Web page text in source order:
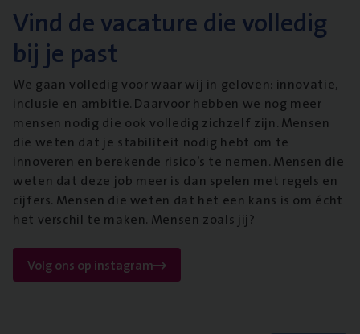
Vind de vacature die volledig
bij je past
We gaan volledig voor waar wij in geloven: innovatie,
inclusie en ambitie. Daarvoor hebben we nog meer
mensen nodig die ook volledig zichzelf zijn. Mensen
die weten dat je stabiliteit nodig hebt om te
innoveren en berekende risico’s te nemen. Mensen die
weten dat deze job meer is dan spelen met regels en
cijfers. Mensen die weten dat het een kans is om écht
het verschil te maken. Mensen zoals jij?
Volg ons op instagram